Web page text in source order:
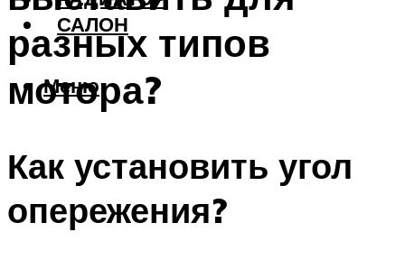
САЛОН
Меню
разных типов
мотора?
Как установить угол
опережения?